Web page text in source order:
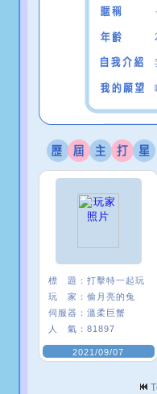
標 題： 打擊特一起玩
玩 家： 偷月亮的兔
伺服器： 溫柔巨蟹
人 氣： 81897
2021/09/07